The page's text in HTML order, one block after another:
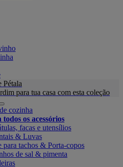
Pétala
para tua casa com esta coleção
cozinha
todos os acessórios
facas e utensílios
& Luvas
para tachos & Porta-copos
de sal & pimenta